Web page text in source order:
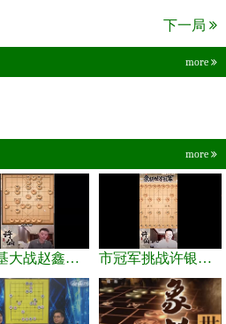
下一局
more
more
郭中基大战赵鑫鑫，许银川激情讲解 市冠军挑战许银川，急进中兵变化真激烈！